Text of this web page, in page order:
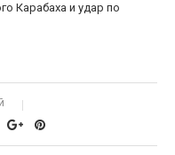
Карабаха и удар по